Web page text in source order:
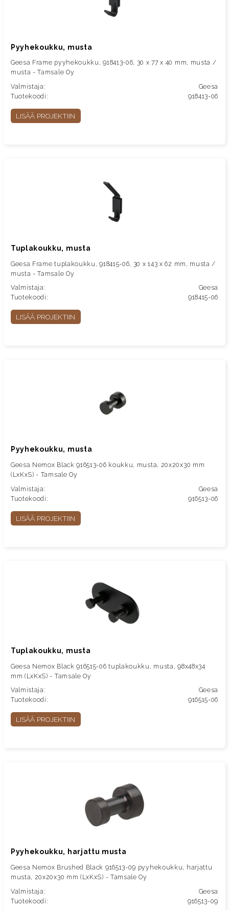
Pyyhekoukku, musta
Geesa Frame pyyhekoukku, 918413-06, 30 x 77 x 40 mm, musta /
musta - Tamsale Oy
Valmistaja:
Geesa
Tuotekoodi:
918413-06
LISÄÄ PROJEKTIIN
Tuplakoukku, musta
Geesa Frame tuplakoukku, 918415-06, 30 x 143 x 62 mm, musta /
musta - Tamsale Oy
Valmistaja:
Geesa
Tuotekoodi:
918415-06
LISÄÄ PROJEKTIIN
Pyyhekoukku, musta
Geesa Nemox Black 916513-06 koukku, musta, 20x20x30 mm
(LxKxS) - Tamsale Oy
Valmistaja:
Geesa
Tuotekoodi:
916513-06
LISÄÄ PROJEKTIIN
Tuplakoukku, musta
Geesa Nemox Black 916515-06 tuplakoukku, musta, 98x48x34
mm (LxKxS) - Tamsale Oy
Valmistaja:
Geesa
Tuotekoodi:
916515-06
LISÄÄ PROJEKTIIN
Pyyhekoukku, harjattu musta
Geesa Nemox Brushed Black 916513-09 pyyhekoukku, harjattu
musta, 20x20x30 mm (LxKxS) - Tamsale Oy
Valmistaja:
Geesa
Tuotekoodi:
916513-09